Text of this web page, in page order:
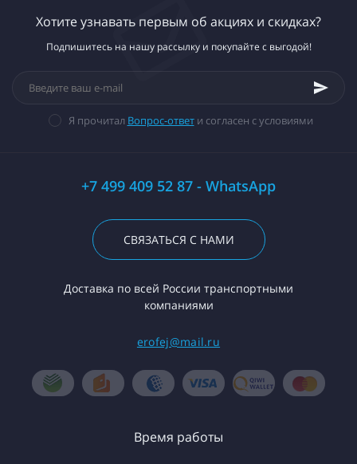
Хотите узнавать первым об акциях и скидках?
Подпишитесь на нашу рассылку и покупайте с выгодой!
Я прочитал Вопрос-ответи согласен с условиями
+7 499 409 52 87 - WhatsApp
СВЯЗАТЬСЯ С НАМИ
Доставка по всей России транспортными
компаниями
erofej@mail.ru
Время работы